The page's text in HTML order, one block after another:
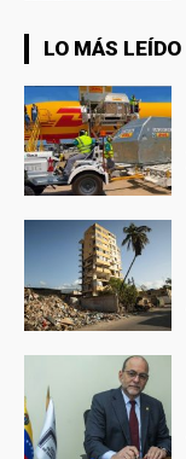
LO MÁS LEÍDO